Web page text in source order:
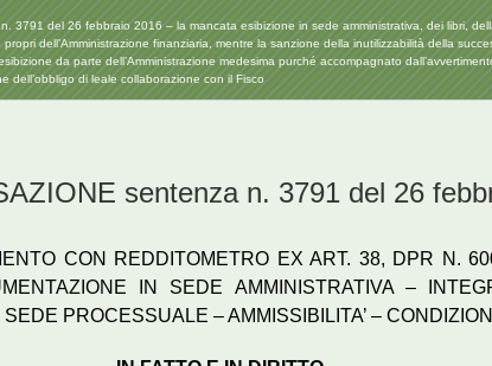
3791 del 26 febbraio 2016 – la mancata esibizione in sede amministrativa, dei libri,
dell’Amministrazione finanziaria, mentre la sanzione della inutilizzabilità della
da parte dell’Amministrazione medesima purché accompagnato
dell’obbligo di leale collaborazione con il Fisco
sentenza n. 3791 del 26
CON REDDITOMETRO EX ART. 38, DPR N.
IN SEDE AMMINISTRATIVA –
PROCESSUALE – AMMISSIBILITA’ – CONDIZIONI